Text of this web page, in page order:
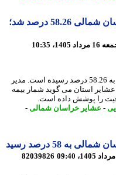
ضریب پوشش بیمه روستایی خراسان شمالی 58.26 درصد شد؛
ضریب پوشش بیمه روستایی خراسان شمالی به 58.26 درصد رسیده است. مدیر
استان می گوید شمار بیمه
عشایر خراسان شمالی-
درصد رسید
82039826